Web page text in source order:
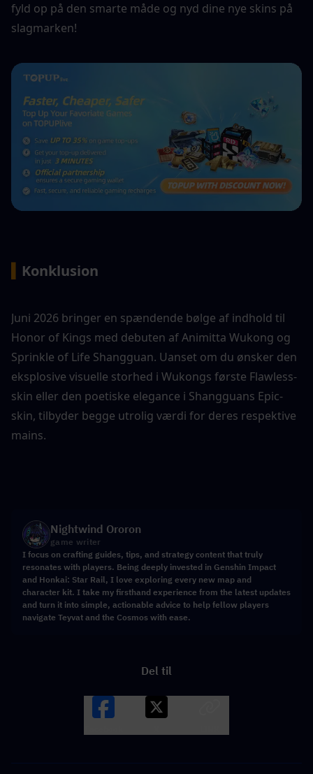
fyld op på den smarte måde og nyd dine nye skins på
slagmarken!
Konklusion
Juni 2026 bringer en spændende bølge af indhold til
Honor of Kings med debuten af Animitta Wukong og
Sprinkle of Life Shangguan. Uanset om du ønsker den
eksplosive visuelle storhed i Wukongs første Flawless-
skin eller den poetiske elegance i Shangguans Epic-
skin, tilbyder begge utrolig værdi for deres respektive
mains.
Nightwind Ororon
game writer
I focus on crafting guides, tips, and strategy content that truly
resonates with players. Being deeply invested in Genshin Impact
and Honkai: Star Rail, I love exploring every new map and
character kit. I take my firsthand experience from the latest updates
and turn it into simple, actionable advice to help fellow players
navigate Teyvat and the Cosmos with ease.
Del til